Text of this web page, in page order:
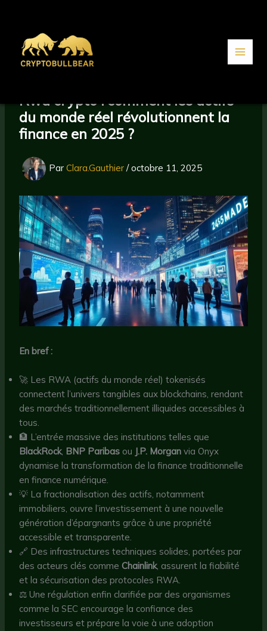
Rwa crypto : comment les actifs
du monde réel révolutionnent la
finance en 2025 ?
ParClara.Gauthier/octobre 11, 2025
En bref :
🚀 Les RWA (actifs du monde réel) tokenisés
connectent l’univers tangibles aux blockchains, rendant
des marchés traditionnellement illiquides accessibles à
tous.
🏦 L’entrée massive des institutions telles que
BlackRock, BNP Paribas ou J.P. Morgan via Onyx
dynamise la transformation de la finance traditionnelle
en finance numérique.
💡 La fractionalisation des actifs, notamment
immobiliers, ouvre l’investissement à une nouvelle
génération d’épargnants grâce à une propriété
accessible et transparente.
🔗 Des infrastructures techniques solides, portées par
des acteurs clés comme Chainlink, assurent la fiabilité
et la sécurisation des protocoles RWA.
⚖️ Une régulation enfin clarifiée par des organismes
comme la SEC encourage la confiance des
investisseurs et prépare la voie à une adoption